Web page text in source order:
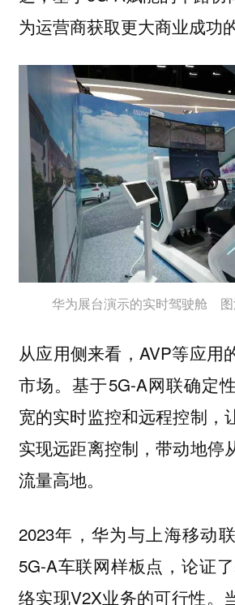
为运营商获取更大商业成功
华为展台演示的实时驾驶舱 图
从应用侧来看，AVP等应用
市场。基于5G-A网联确定
宽的实时监控和远程控制，
实现远距离控制，带动地停
流量高地。
2023年，华为与上海移动
5G-A车联网样板点，论证
络实现V2X业务的可行性。